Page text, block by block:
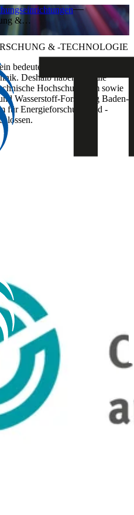
&…
& -TECHNOLOGIE
bedeutendes Zentrum für
Deshalb haben sich die
Hochschule Ulm sowie
Wasserstoff-Forschung Baden-
für Energieforschung und -